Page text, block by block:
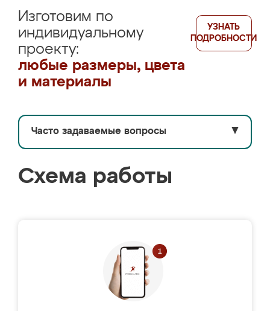
Изготовим по
индивидуальному
проекту:
любые размеры, цвета
и материалы
УЗНАТЬ
ПОДРОБНОСТИ
Часто задаваемые вопросы ▼
Схема работы